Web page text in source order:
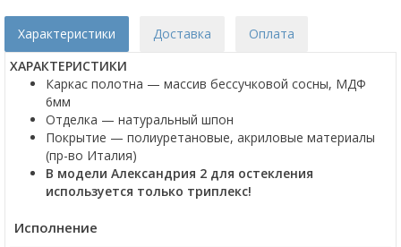
Характеристики Доставка
Оплата
ХАРАКТЕРИСТИКИ
Каркас полотна — массив бессучковой сосны, МДФ
6мм
Отделка — натуральный шпон
Покрытие — полиуретановые, акриловые материалы
(пр-во Италия)
В модели Александрия 2 для остекления
используется только триплекс!
Исполнение